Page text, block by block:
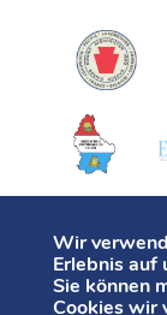
Wir
Erlebnis auf
Sie können
Cookies wir